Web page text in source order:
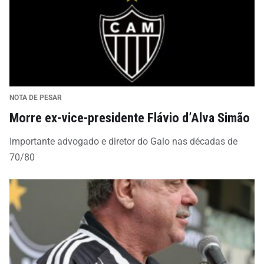
NOTA DE PESAR
Morre ex-vice-presidente Flávio d’Alva Simão
Importante advogado e diretor do Galo nas décadas de
70/80